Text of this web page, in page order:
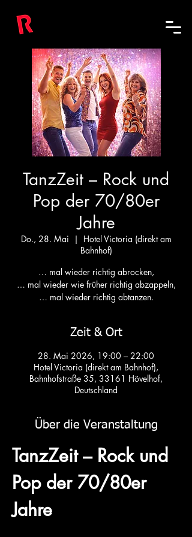
TanzZeit – Rock und
Pop der 70/80er
Jahre
Do., 28. Mai
  |
Hotel Victoria (direkt am
Bahnhof)
… mal wieder richtig abrocken,
… mal wieder wie früher richtig abzappeln,
Zeit & Ort
28. Mai 2026, 19:00 – 22:00
Hotel Victoria (direkt am Bahnhof),
Bahnhofstraße 35, 33161 Hövelhof,
Deutschland
Über die Veranstaltung
TanzZeit – Rock und
Pop der 70/80er
Jahre